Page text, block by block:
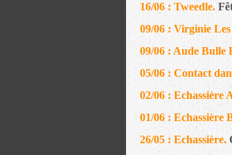
16/06 : Tweedle.
09/06 : Virginie
09/06 : Aude Bulle
05/06 : Contact
02/06 : Echassière
01/06 : Echassière
26/05 : Echassière.